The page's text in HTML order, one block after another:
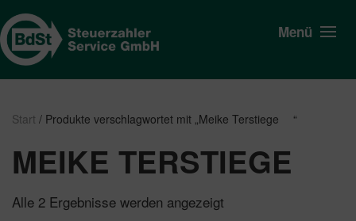
Menü
Start / Produkte verschlagwortet mit „Meike Terstiege​ “
MEIKE TERSTIEGE​
Alle 2 Ergebnisse werden angezeigt